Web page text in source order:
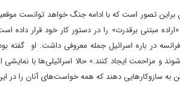
براین تصور است که با ادامه جنگ خواهد توانست
مبتنی برقدرت» را در دستور کار خود قرار
در باره اسرائیل جمله معروفی داشت. او گفته
و مزاحمت ایجاد کنند.» حالا اسرائیلی‌ها با
تن به سازوکارهایی دهند که همه خواست‌های آنان را در